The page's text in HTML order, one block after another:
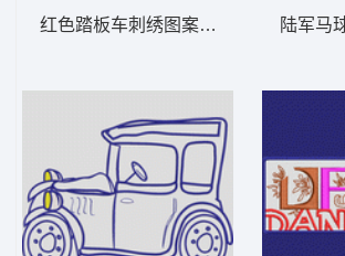
红色踏板车刺绣图案 卡通童装章标贴布